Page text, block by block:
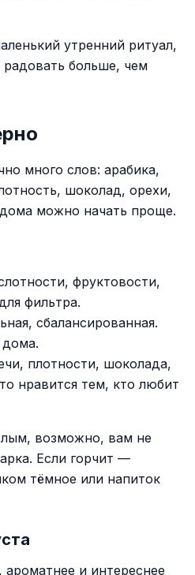
утренний ритуал,
больше, чем
много слов: арабика,
шоколад, орехи,
можно начать проще.
фруктовости,
фильтра.
сбалансированная.
плотности, шоколада,
нравится тем, кто любит
возможно, вам не
Если горчит —
тёмное или напиток
и интереснее